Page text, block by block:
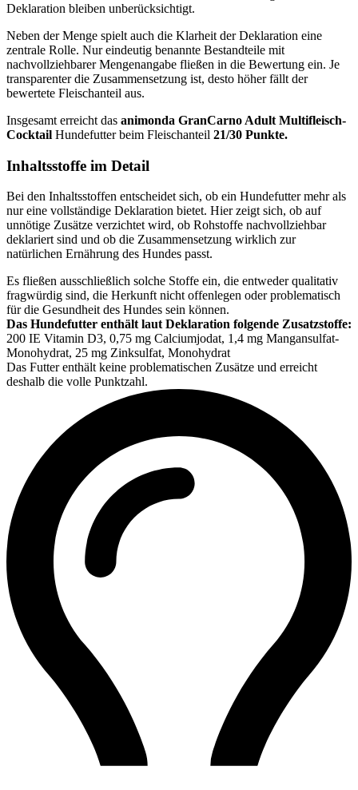
Deklaration bleiben unberücksichtigt.
Neben der Menge spielt auch die Klarheit der Deklaration eine
zentrale Rolle. Nur eindeutig benannte Bestandteile mit
nachvollziehbarer Mengenangabe fließen in die Bewertung ein. Je
transparenter die Zusammensetzung ist, desto höher fällt der
bewertete Fleischanteil aus.
Insgesamt erreicht das animonda GranCarno Adult Multifleisch-
Cocktail Hundefutter beim Fleischanteil 21/30 Punkte.
Inhaltsstoffe im Detail
Bei den Inhaltsstoffen entscheidet sich, ob ein Hundefutter mehr als
nur eine vollständige Deklaration bietet. Hier zeigt sich, ob auf
unnötige Zusätze verzichtet wird, ob Rohstoffe nachvollziehbar
deklariert sind und ob die Zusammensetzung wirklich zur
natürlichen Ernährung des Hundes passt.
Es fließen ausschließlich solche Stoffe ein, die entweder qualitativ
fragwürdig sind, die Herkunft nicht offenlegen oder problematisch
für die Gesundheit des Hundes sein können.
Das Hundefutter enthält laut Deklaration folgende Zusatzstoffe:
200 IE Vitamin D3, 0,75 mg Calciumjodat, 1,4 mg Mangansulfat-
Monohydrat, 25 mg Zinksulfat, Monohydrat
Das Futter enthält keine problematischen Zusätze und erreicht
deshalb die volle Punktzahl.